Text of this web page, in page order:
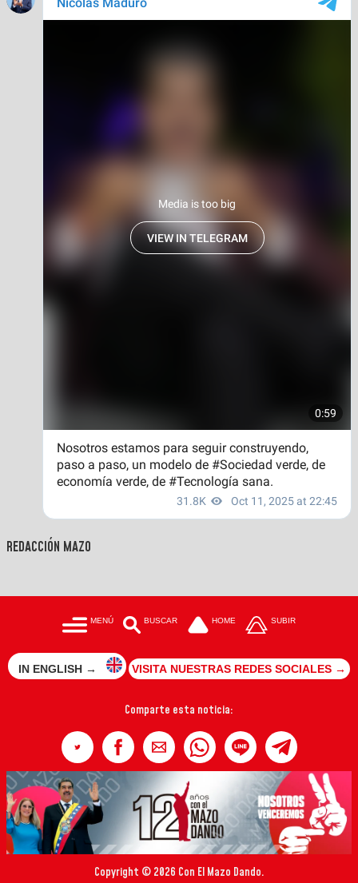
REDACCIÓN MAZO
MENÚ BUSCAR HOME SUBIR
IN ENGLISH → VISITA NUESTRAS REDES SOCIALES →
Comparte esta noticia:
Copyright © 2026 Con El Mazo Dando.